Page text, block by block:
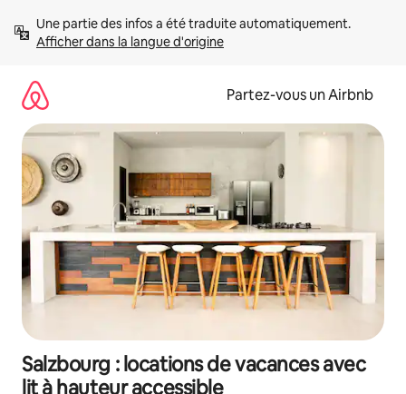
directement
Afficher dans la langue d'origine
Partez-vous un Airbnb
Salzbourg : locations de vacances avec
lit à hauteur accessible